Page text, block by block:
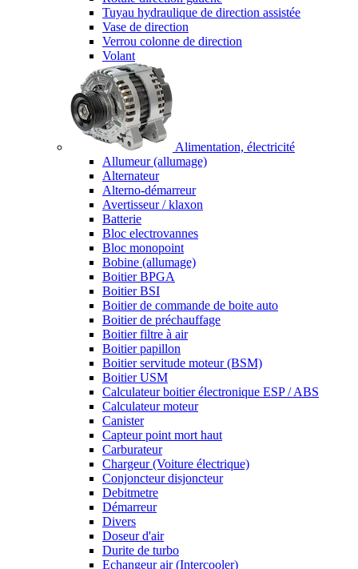
Tuyau hydraulique de direction assistée
Vase de direction
Verrou colonne de direction
Volant
Alimentation, électricité
Allumeur (allumage)
Alternateur
Alterno-démarreur
Avertisseur / klaxon
Batterie
Bloc electrovannes
Bloc monopoint
Bobine (allumage)
Boitier BPGA
Boitier BSI
Boitier de commande de boite auto
Boitier de préchauffage
Boitier filtre à air
Boitier papillon
Boitier servitude moteur (BSM)
Boitier USM
Calculateur boitier électronique ESP / ABS
Calculateur moteur
Canister
Capteur point mort haut
Carburateur
Chargeur (Voiture électrique)
Conjoncteur disjoncteur
Debitmetre
Démarreur
Divers
Doseur d'air
Durite de turbo
Echangeur air (Intercooler)